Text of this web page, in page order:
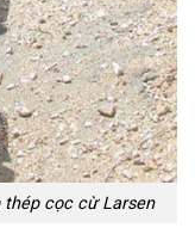
thép cọc cừ Larsen